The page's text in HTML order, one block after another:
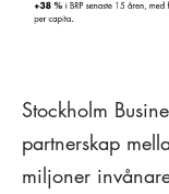
Stockholm
partnerskap
miljoner